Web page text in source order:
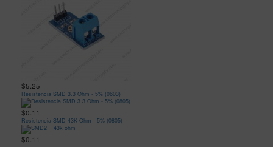
$5.25
Resistencia SMD 3.3 Ohm - 5% (0603)
$0.11
Resistencia SMD 43K Ohm - 5% (0805)
$0.11